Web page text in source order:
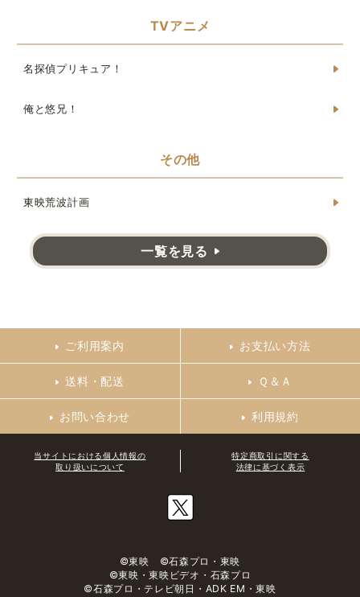
TVアニメ
名探偵プリキュア！
俺と悠兄！
その他
東映荒波計画
一覧を見る
ご利用案内 お支払い方法
送料・配送 Ｑ＆Ａ
お問い合わせ 利用規約
当サイトにおける個人情報の
取り扱いについて
特定商取引に関する
法律に基づく表示
©東映 ©石森プロ・東映
©東映・東映ビデオ・石森プロ
©石森プロ・テレビ朝日・ADK EM・東映